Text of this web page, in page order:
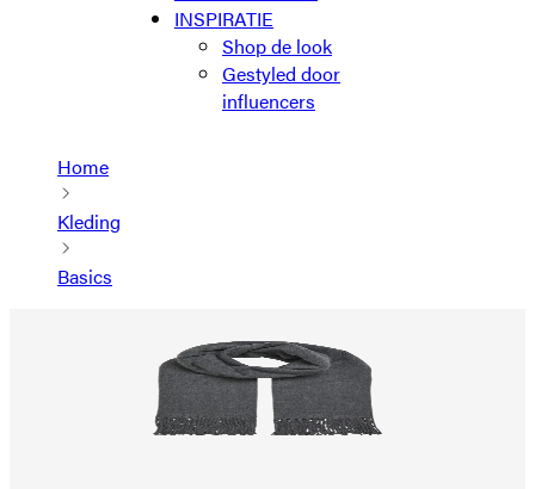
INSPIRATIE
Shop de look
Gestyled door
influencers
Home
Kleding
Basics